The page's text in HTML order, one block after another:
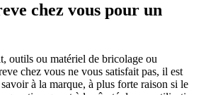
chez vous pour un
outils ou matériel de bricolage ou
chez vous ne vous satisfait pas, il est
à la marque, à plus forte raison si le